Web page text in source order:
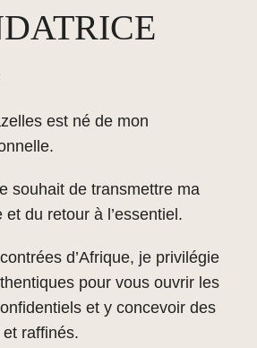
est né de mon
souhait de transmettre ma
du retour à l’essentiel.
d’Afrique, je privilégie
pour vous ouvrir les
et y concevoir des
raffinés.